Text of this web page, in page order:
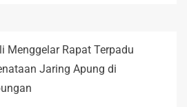
Menggelar Rapat Terpadu
Jaring Apung di